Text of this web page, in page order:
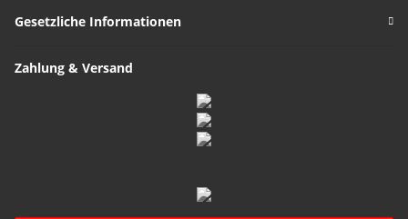
Gesetzliche Informationen
Zahlung & Versand